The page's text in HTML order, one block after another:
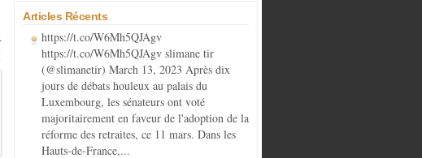
Articles Récents
https://t.co/W6Mh5QJAgv
https://t.co/W6Mh5QJAgv slimane tir
(@slimanetir) March 13, 2023 Après dix
jours de débats houleux au palais du
Luxembourg, les sénateurs ont voté
majoritairement en faveur de l'adoption de la
réforme des retraites, ce 11 mars. Dans les
Hauts-de-France,...